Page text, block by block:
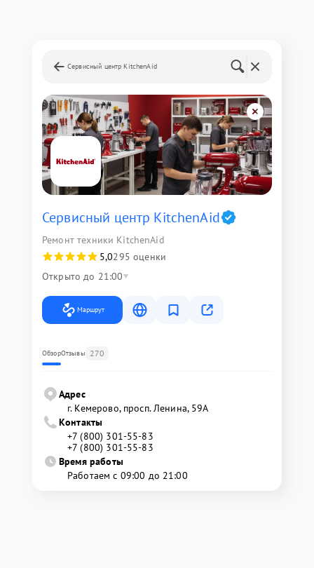
Сервисный центр KitchenAid
Сервисный центр KitchenAid
Ремонт техники KitchenAid
5,0295 оценки
Открыто до 21:00
Маршрут
ОбзорОтзывы 270
Адрес
г. Кемерово, просп. Ленина, 59А
Контакты
+7 (800) 301-55-83
+7 (800) 301-55-83
Время работы
Работаем с 09:00 до 21:00